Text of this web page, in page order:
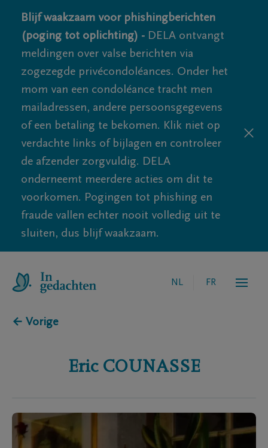
Blijf waakzaam voor phishingberichten
(poging tot oplichting) - DELA ontvangt
meldingen over valse berichten via
zogezegde privécondoléances. Onder het
mom van een condoléance tracht men
mailadressen, andere persoonsgegevens
of een betaling te bekomen. Klik niet op
verdachte links of bijlagen en controleer
de afzender zorgvuldig. DELA
onderneemt meerdere acties om dit te
voorkomen. Pogingen tot phishing en
fraude vallen echter nooit volledig uit te
sluiten, dus blijf waakzaam.
NL FR
← Vorige
Eric COUNASSE